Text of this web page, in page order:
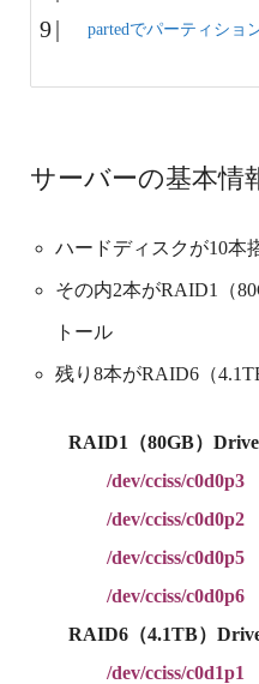
partedでパーティショ
サーバーの基本情
ハードディスクが10本
その内2本がRAID1（
トール
残り8本がRAID6（
RAID1（80GB）Drive
/dev/cciss/
/dev/cciss/
/dev/cciss/c0d0p5
/dev/cciss/
RAID6（4.1TB）
/dev/cciss/c0d1p1 /